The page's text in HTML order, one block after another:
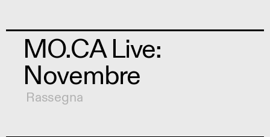
MO.CA Live:
Novembre
Rassegna